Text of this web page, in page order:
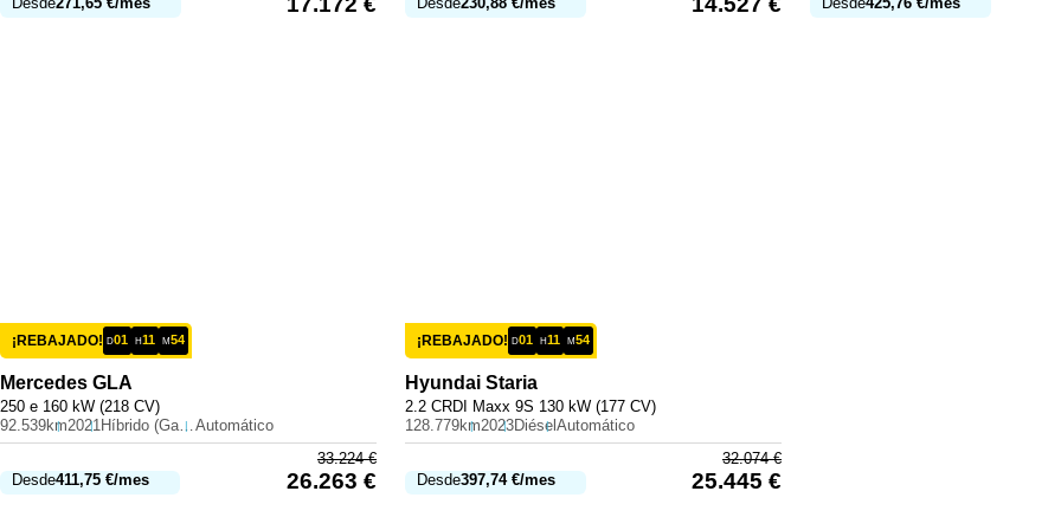
¡REBAJADO! D01 H11 M54
Mercedes GLA
250 e 160 kW (218 CV)
92.539km2021 Híbrido (Gasolina)Automático
Desde411,75 €/mes
33.224€
26.263 €
¡REBAJADO! D01 H11 M54
Hyundai Staria
2.2 CRDI Maxx 9S 130 kW (177 CV)
128.779km2023Diésel Automático
Desde397,74 €/mes
32.074€
25.445 €